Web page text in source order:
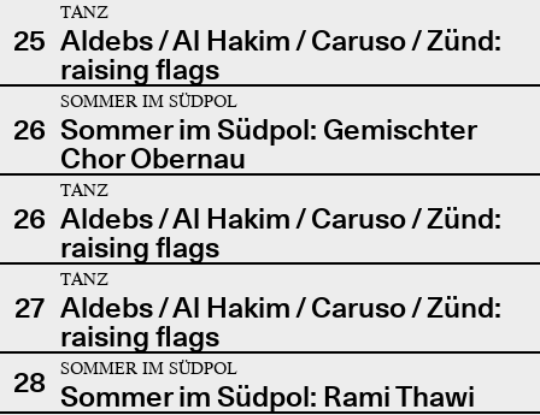
25
TANZ
Aldebs / Al Hakim / Caruso / Zünd:
raising flags
26
SOMMER IM SÜDPOL
Sommer im Südpol: Gemischter
Chor Obernau
26
TANZ
Aldebs / Al Hakim / Caruso / Zünd:
raising flags
27
TANZ
Aldebs / Al Hakim / Caruso / Zünd:
raising flags
28
SOMMER IM SÜDPOL
Sommer im Südpol: Rami Thawi